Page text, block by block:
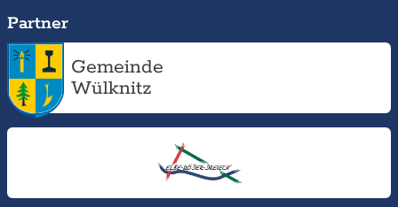
Partner
Gemeinde
Wülknitz